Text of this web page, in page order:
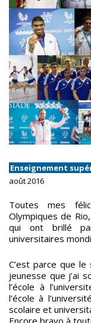
Enseignement
août 2016
Toutes mes
Olympiques de
qui ont brillé
universitaires
C’est parce que
jeunesse que j’ai
l’école à
l’école à
scolaire et